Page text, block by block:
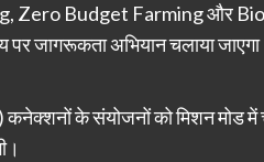
Zero Budget Farming और Bio-
पर जागरूकता अभियान चलाया
के संयोजनों को मिशन मोड में